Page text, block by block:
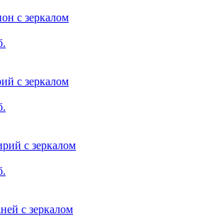
с зеркалом
с зеркалом
с зеркалом
с зеркалом